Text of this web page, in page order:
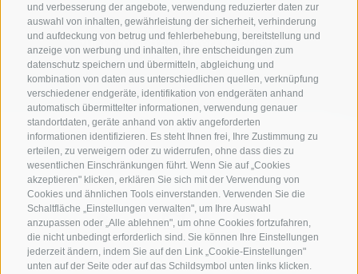
und verbesserung der angebote, verwendung reduzierter daten zur
auswahl von inhalten, gewährleistung der sicherheit, verhinderung
und aufdeckung von betrug und fehlerbehebung, bereitstellung und
anzeige von werbung und inhalten, ihre entscheidungen zum
datenschutz speichern und übermitteln, abgleichung und
kombination von daten aus unterschiedlichen quellen, verknüpfung
verschiedener endgeräte, identifikation von endgeräten anhand
automatisch übermittelter informationen, verwendung genauer
standortdaten, geräte anhand von aktiv angeforderten
informationen identifizieren. Es steht Ihnen frei, Ihre Zustimmung zu
erteilen, zu verweigern oder zu widerrufen, ohne dass dies zu
wesentlichen Einschränkungen führt. Wenn Sie auf „Cookies
akzeptieren" klicken, erklären Sie sich mit der Verwendung von
Cookies und ähnlichen Tools einverstanden. Verwenden Sie die
Schaltfläche „Einstellungen verwalten", um Ihre Auswahl
anzupassen oder „Alle ablehnen", um ohne Cookies fortzufahren,
die nicht unbedingt erforderlich sind. Sie können Ihre Einstellungen
jederzeit ändern, indem Sie auf den Link „Cookie-Einstellungen"
unten auf der Seite oder auf das Schildsymbol unten links klicken.
zur kompletten Unterkunftsliste